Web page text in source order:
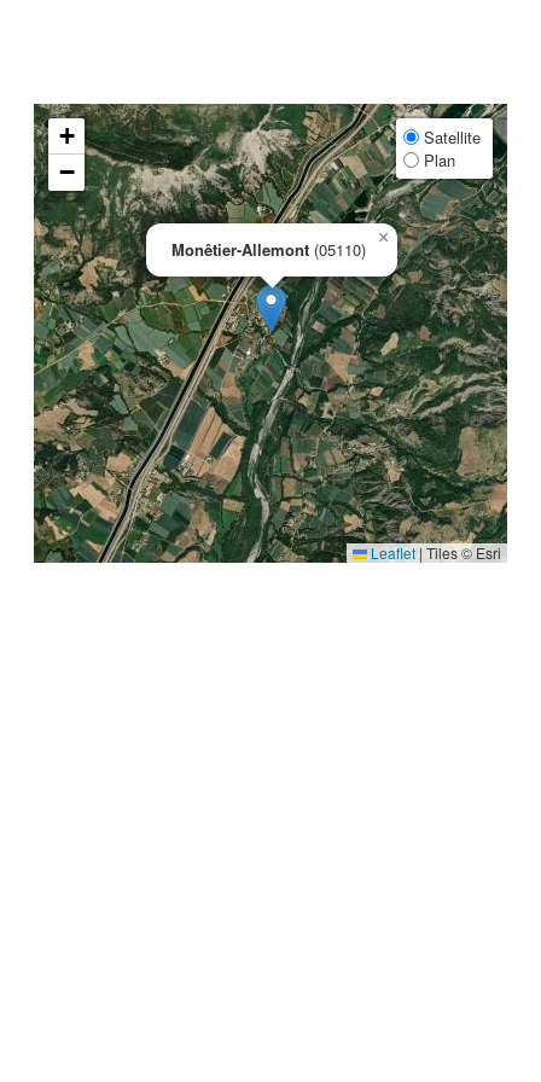
Monêtier-Allemont (05110)
×
+
−
Satellite
Plan
Leaflet | Tiles © Esri